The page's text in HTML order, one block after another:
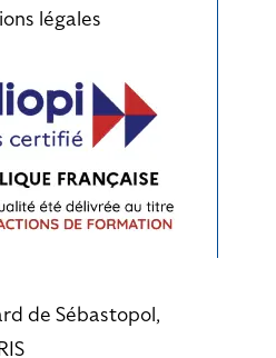
légales
de Sébastopol,